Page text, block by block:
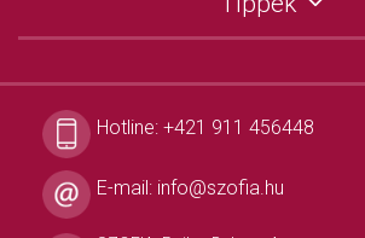
Hotline: +421 911 456448
E-mail: info@szofia.hu